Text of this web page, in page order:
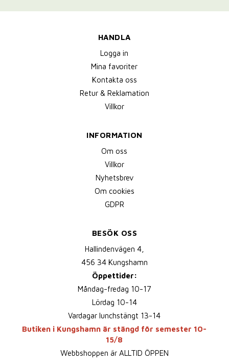
HANDLA
Logga in
Mina favoriter
Kontakta oss
Retur & Reklamation
Villkor
INFORMATION
Om oss
Villkor
Nyhetsbrev
Om cookies
GDPR
BESÖK OSS
Hallindenvägen 4,
456 34 Kungshamn
Öppettider:
Måndag-fredag 10-17
Lördag 10-14
Vardagar lunchstängt 13-14
Butiken i Kungshamn är stängd för semester 10-
15/8
Webbshoppen är ALLTID ÖPPEN